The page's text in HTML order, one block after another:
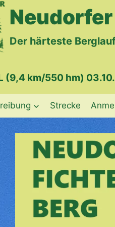
Der härteste
(9,4 km/550 hm)
Strecke